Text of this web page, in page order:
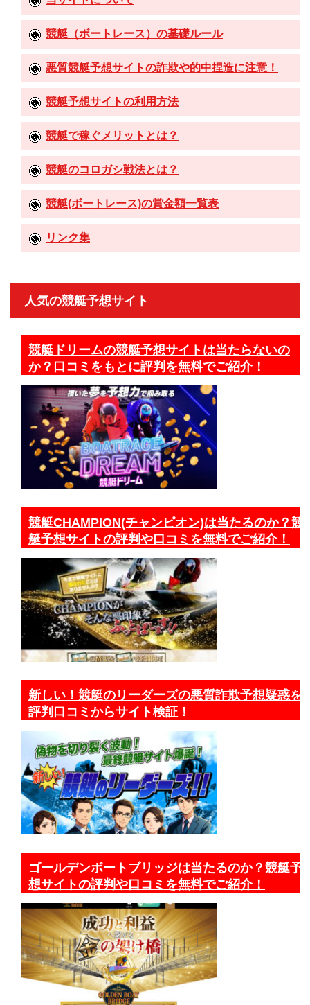
競艇（ボートレース）の基礎ルール
悪質競艇予想サイトの詐欺や的中捏造に注意！
競艇予想サイトの利用方法
競艇で稼ぐメリットとは？
競艇のコロガシ戦法とは？
競艇(ボートレース)の賞金額一覧表
リンク集
人気の競艇予想サイト
競艇ドリームの競艇予想サイトは当たらないの
か？口コミをもとに評判を無料でご紹介！
競艇CHAMPION(チャンピオン)は当たるのか？競
艇予想サイトの評判や口コミを無料でご紹介！
新しい！競艇のリーダーズの悪質詐欺予想疑惑を
評判口コミからサイト検証！
ゴールデンボートブリッジは当たるのか？競艇予
想サイトの評判や口コミを無料でご紹介！